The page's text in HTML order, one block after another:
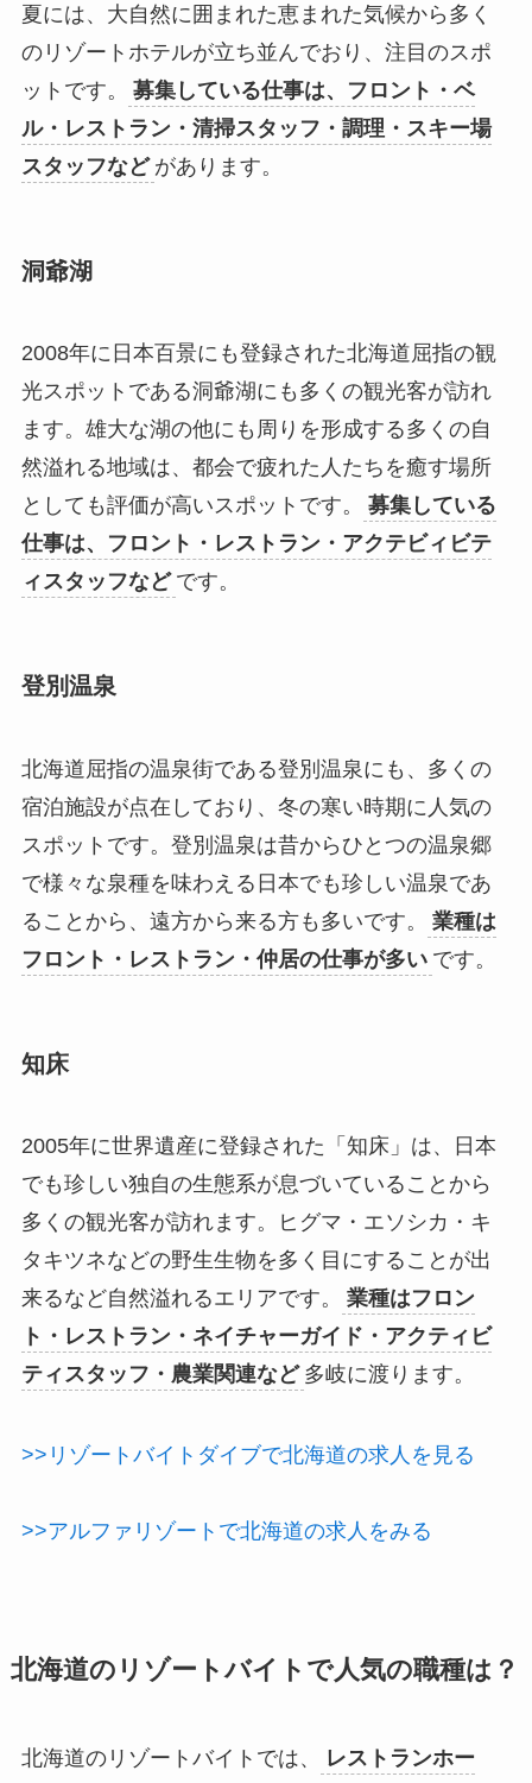
夏には、大自然に囲まれた恵まれた気候から多く
のリゾートホテルが立ち並んでおり、注目のスポ
ットです。
募集している仕事は、フロント・ベ
ル・レストラン・清掃スタッフ・調理・スキー場
スタッフなど があります。
洞爺湖
2008年に日本百景にも登録された北海道屈指の観
光スポットである洞爺湖にも多くの観光客が訪れ
ます。雄大な湖の他にも周りを形成する多くの自
然溢れる地域は、都会で疲れた人たちを癒す場所
としても評価が高いスポットです。
募集している
仕事は、フロント・レストラン・アクテビィビテ
ィスタッフなど です。
登別温泉
北海道屈指の温泉街である登別温泉にも、多くの
宿泊施設が点在しており、冬の寒い時期に人気の
スポットです。登別温泉は昔からひとつの温泉郷
で様々な泉種を味わえる日本でも珍しい温泉であ
ることから、遠方から来る方も多いです。
業種は
フロント・レストラン・仲居の仕事が多い です。
知床
2005年に世界遺産に登録された「知床」は、日本
でも珍しい独自の生態系が息づいていることから
多くの観光客が訪れます。ヒグマ・エソシカ・キ
タキツネなどの野生生物を多く目にすることが出
来るなど自然溢れるエリアです。
業種はフロン
ト・レストラン・ネイチャーガイド・アクティビ
ティスタッフ・農業関連など 多岐に渡ります。
>>リゾートバイトダイブで北海道の求人を見る
>>アルファリゾートで北海道の求人をみる
北海道のリゾートバイトで人気の職種は？
北海道のリゾートバイトでは、
レストランホー